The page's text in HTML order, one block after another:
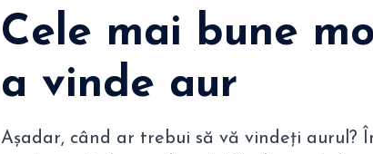
Cele mai bune
a vinde aur
Așadar, când ar trebui să vă vindeți aurul?